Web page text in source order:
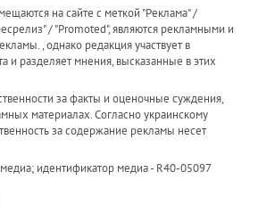
на сайте с меткой "Реклама" /
/ "Promoted", являются рекламными и
, однако редакция участвует в
и разделяет мнения, высказанные в этих
за факты и оценочные суждения,
материалах. Согласно украинскому
за содержание рекламы несет
идентификатор медиа - R40-05097